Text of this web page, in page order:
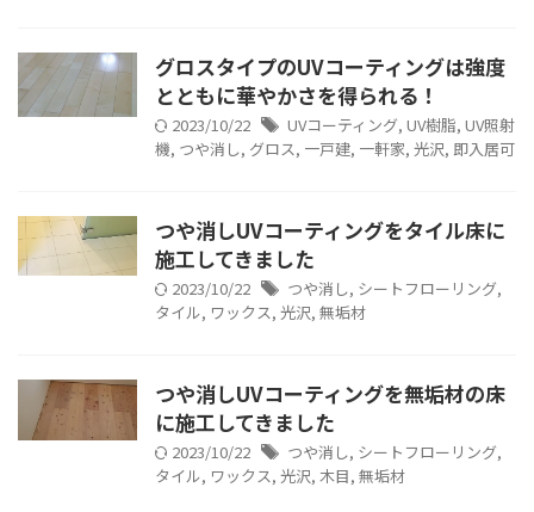
グロスタイプのUVコーティングは強度
とともに華やかさを得られる！
2023/10/22 UVコーティング, UV樹脂, UV照射
機, つや消し, グロス, 一戸建, 一軒家, 光沢, 即入居可
つや消しUVコーティングをタイル床に
施工してきました
2023/10/22 つや消し, シートフローリング,
タイル, ワックス, 光沢, 無垢材
つや消しUVコーティングを無垢材の床
に施工してきました
2023/10/22 つや消し, シートフローリング,
タイル, ワックス, 光沢, 木目, 無垢材